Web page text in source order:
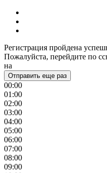
Регистрация пройдена
Пожалуйста, перейдите по
на
Отправить еще раз
00:00
01:00
02:00
03:00
04:00
05:00
06:00
07:00
08:00
09:00